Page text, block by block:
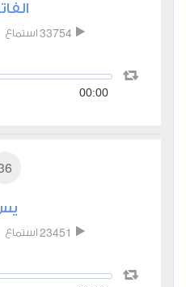
33754 استماع
00:00
23451 استماع